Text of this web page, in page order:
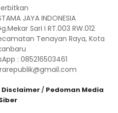
JAYA INDONESIA
Sari I RT.003 RW.012
Tenayan Raya, Kota
: 085216503461
Disclaimer/ Pedoman Media